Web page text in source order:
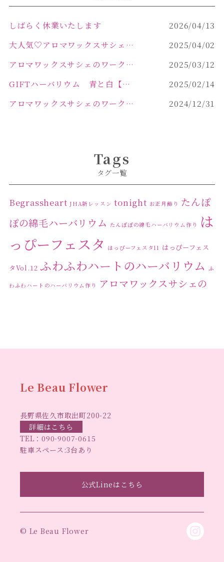
しばらく休業いたします
2026/04/13
大人気♡アロマワックスサシェ作り
2025/04/02
アロマワックスサシェのワークショップinPOLA中込原店 VOL.2
2025/03/12
GIFTハーバリウム 青と白【佐久市 ハーバリウム ギフト】
2025/02/14
アロマワックスサシェのワークショップinPOLA中込原店ご報告【佐久市 キャンドル サシェ】
2024/12/31
Tags
タグ一覧
Begrassheart JHA新レッスン tonight お正月飾り たんぽ
ぽの綿毛ハーバリウム たんぽぽの綿毛ハーバリウム作り
は
っぴーフェスタ
はっぴーフェスタ11 はっぴーフェス
タVol.12 ふわふわハートのハーバリウム ふ
わふわハートのハーバリウム作り
アロマワックスサシェの
リウムレッスン
スハート ベッドサイドライト
リジナルデザイン 仏花ハーバリウム
手作りクリスマスリース
りハーバリウム手作りプレゼント
長
野県佐久市
長野県立武
長野県立武道館イベント
Le Beau Flower
長野県佐久市取出町200-22
詳細はこちら
TEL：090-9007-0615
駐車スペース:3台あり
公式Lineはこちら
© Le Beau Flower